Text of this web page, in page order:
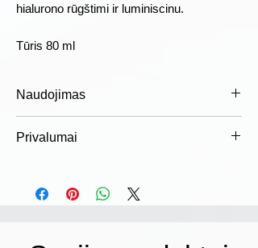
hialurono rūgštimi ir luminiscinu.
Tūris 80 ml
Naudojimas
dozėmis su tinkamos koncentracijos
nurodytam laikui. Kruopščiai išplaukite
šampūnu, geresniems rezultatams
priemonę po dažymo. Išsamesnės
Privalumai
„Luminity“ priskiriami